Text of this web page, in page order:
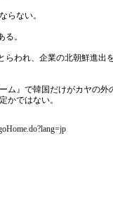
らない。
。
われ、企業の北朝鮮進
ム』で韓国だけがカヤの
かではない。